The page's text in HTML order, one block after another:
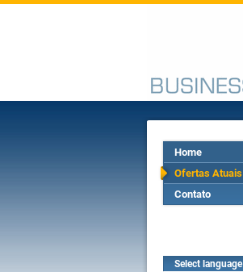
Home
Ofertas Atuais
Contato
Select language